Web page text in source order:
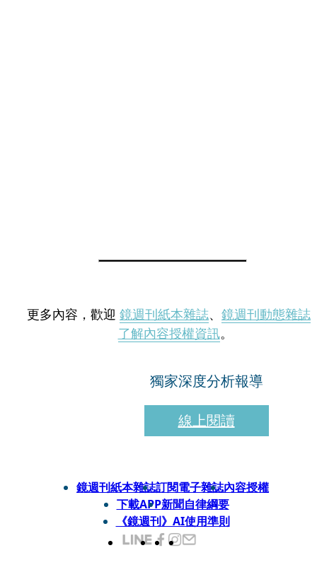
更多內容，歡迎 鏡週刊紙本雜誌、 鏡週刊動態雜誌
了解內容授權資訊。
獨家深度分析報導
線上閱讀
鏡週刊紙本雜誌訂閱電子雜誌內容授權
下載APP新聞自律綱要
《鏡週刊》AI使用準則